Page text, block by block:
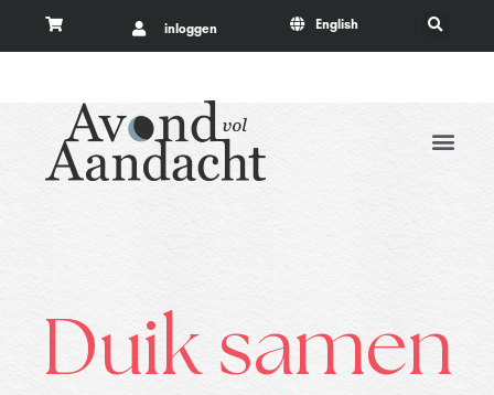
inloggen English
Duik samen